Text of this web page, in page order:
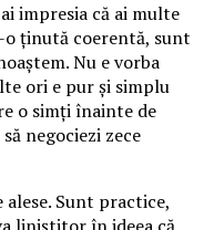
impresia că ai multe
o ținută coerentă, sunt
Nu e vorba
ori e pur și simplu
o simți înainte de
negociezi zece
Sunt practice,